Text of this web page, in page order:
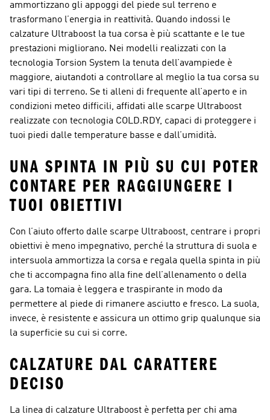
ammortizzano gli appoggi del piede sul terreno e
trasformano l’energia in reattività. Quando indossi le
calzature Ultraboost la tua corsa è più scattante e le tue
prestazioni migliorano. Nei modelli realizzati con la
tecnologia Torsion System la tenuta dell’avampiede è
maggiore, aiutandoti a controllare al meglio la tua corsa su
vari tipi di terreno. Se ti alleni di frequente all’aperto e in
condizioni meteo difficili, affidati alle scarpe Ultraboost
realizzate con tecnologia COLD.RDY, capaci di proteggere i
tuoi piedi dalle temperature basse e dall’umidità.
UNA SPINTA IN PIÙ SU CUI POTER
CONTARE PER RAGGIUNGERE I
TUOI OBIETTIVI
Con l’aiuto offerto dalle scarpe Ultraboost, centrare i propri
obiettivi è meno impegnativo, perché la struttura di suola e
intersuola ammortizza la corsa e regala quella spinta in più
che ti accompagna fino alla fine dell’allenamento o della
gara. La tomaia è leggera e traspirante in modo da
permettere al piede di rimanere asciutto e fresco. La suola,
invece, è resistente e assicura un ottimo grip qualunque sia
la superficie su cui si corre.
CALZATURE DAL CARATTERE
DECISO
La linea di calzature Ultraboost è perfetta per chi ama